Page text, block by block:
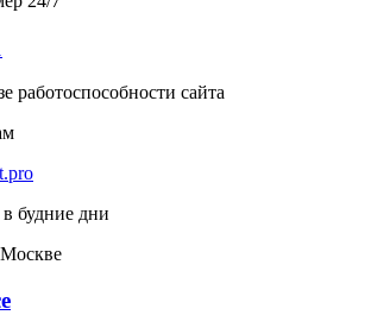
работоспособности сайта
в будние дни